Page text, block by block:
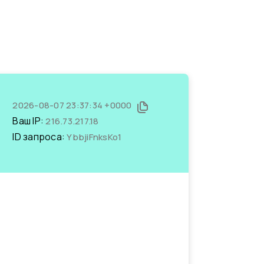
2026-08-07 23:37:34 +0000
Ваш IP:216.73.217.18
ID запроса:YbbjiFnksKo1